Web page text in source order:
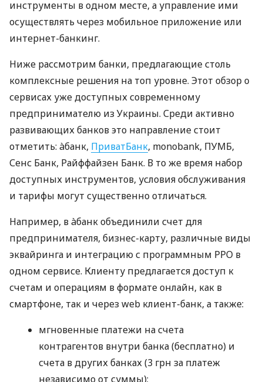
инструменты в одном месте, а управление ими
осуществлять через мобильное приложение или
интернет-банкинг.
Ниже рассмотрим банки, предлагающие столь
комплексные решения на топ уровне. Этот обзор о
сервисах уже доступных современному
предпринимателю из Украины. Среди активно
развивающих банков это направление стоит
отметить: àбанк, ПриватБанк, monobank, ПУМБ,
Сенс Банк, Райффайзен Банк. В то же время набор
доступных инструментов, условия обслуживания
и тарифы могут существенно отличаться.
Например, в àбанк объединили счет для
предпринимателя, бизнес-карту, различные виды
эквайринга и интеграцию с программным РРО в
одном сервисе. Клиенту предлагается доступ к
счетам и операциям в формате онлайн, как в
смартфоне, так и через web клиент-банк, а также:
мгновенные платежи на счета
контрагентов внутри банка (бесплатно) и
счета в других банках (3 грн за платеж
независимо от суммы);